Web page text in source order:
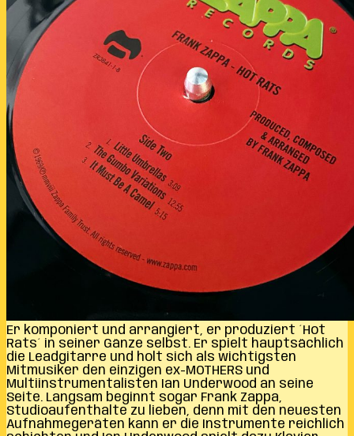
Er komponiert und arrangiert, er produziert ´Hot
Rats´ in seiner Gänze selbst. Er spielt hauptsächlich
die Leadgitarre und holt sich als wichtigsten
Mitmusiker den einzigen ex-MOTHERS und
Multiinstrumentalisten Ian Underwood an seine
Seite. Langsam beginnt sogar Frank Zappa,
Studioaufenthalte zu lieben, denn mit den neuesten
Aufnahmegeräten kann er die Instrumente reichlich